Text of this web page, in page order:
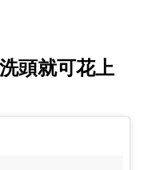
頭就可花上